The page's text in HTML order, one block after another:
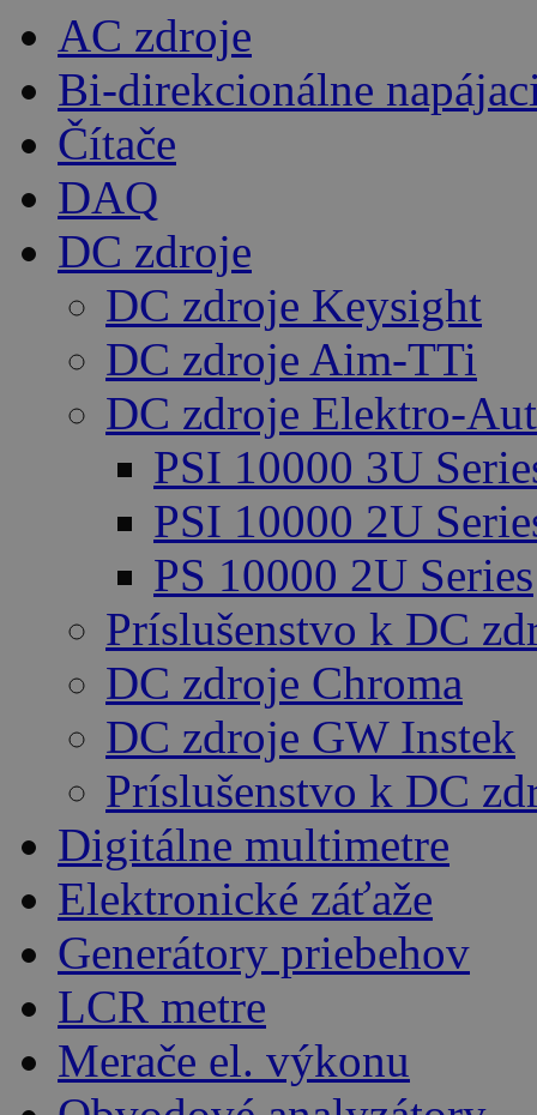
AC zdroje
Bi-direkcionálne
Čítače
DAQ
DC zdroje
DC zdroje Keysight
DC zdroje Aim-TTi
DC zdroje Elektro-
PSI 10000 3U
PSI 10000 2U
PS 10000 2U Series
Príslušenstvo k DC
DC zdroje Chroma
DC zdroje GW Instek
Príslušenstvo k DC
Digitálne multimetre
Elektronické záťaže
Generátory priebehov
LCR metre
Merače el. výkonu